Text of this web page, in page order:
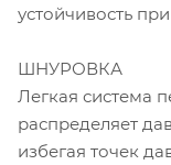
устойчивость
ШНУРОВКА
Легкая система
распределяет
избегая точек